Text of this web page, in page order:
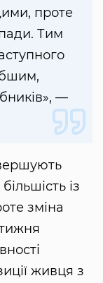
проте
Тим
—
із
зміна
живця з